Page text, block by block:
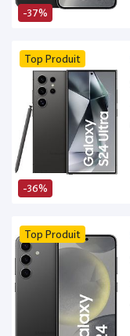
-37%
-36%
Top Produit
Top Produit